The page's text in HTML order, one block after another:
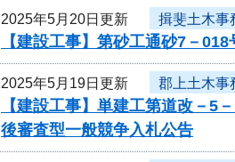
2025年5月20日更新 揖斐土木事
【建設工事】第砂工通砂7－
2025年5月19日更新 郡上土木事
【建設工事】単建工第道改－
後審査型一般競争入札公告